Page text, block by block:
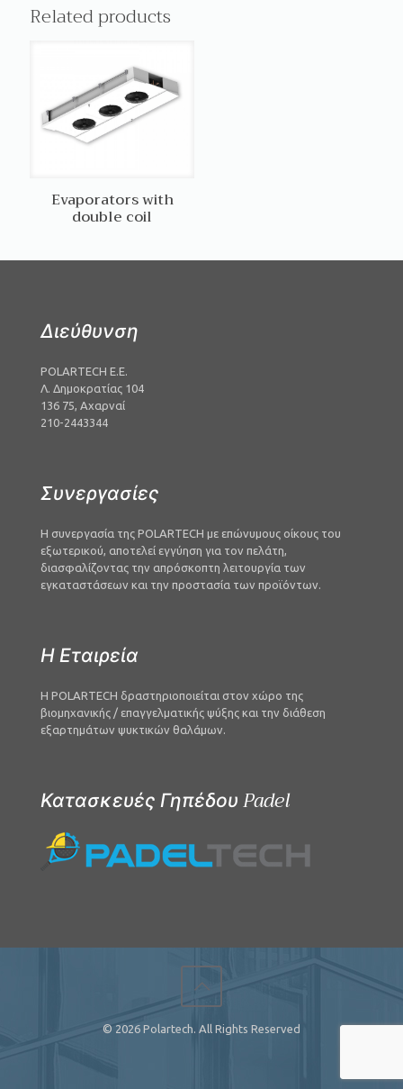
Related products
Evaporators with
double coil
Διεύθυνση
POLARTECH Ε.Ε.
Λ. Δημοκρατίας 104
136 75, Αχαρναί
210-2443344
Συνεργασίες
Η συνεργασία της POLARTECH με επώνυμους οίκους του
εξωτερικού, αποτελεί εγγύηση για τον πελάτη,
διασφαλίζοντας την απρόσκοπτη λειτουργία των
εγκαταστάσεων και την προστασία των προϊόντων.
Η Εταιρεία
Η POLARTECH δραστηριοποιείται στον χώρο της
βιομηχανικής / επαγγελματικής ψύξης και την διάθεση
εξαρτημάτων ψυκτικών θαλάμων.
Κατασκευές Γηπέδου Padel
© 2026 Polartech. All Rights Reserved